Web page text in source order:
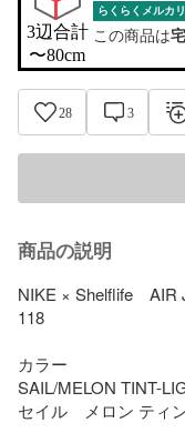
3辺合計
〜80cm
らくらくメルカ
この商品は
28 3
商品の説明
NIKE × Shelflife　AIR
118
カラー
SAIL/MELON TINT-
セイル　メロン ティ